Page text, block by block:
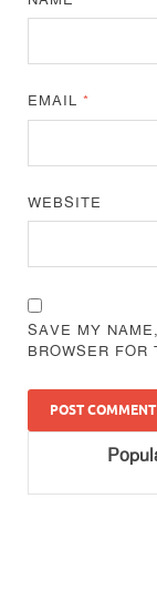
EMAIL*
WEBSITE
SAVE MY
BROWSER FOR